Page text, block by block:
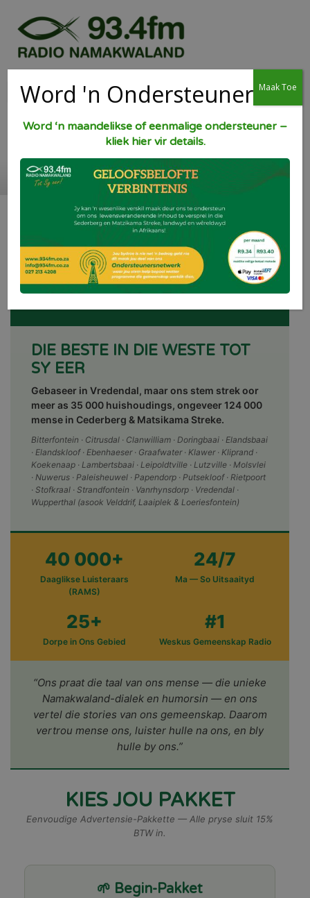
🎧 93.4fm
RADIO NAMAKWALAND
Tot Sy eer!
Advertensie Tariewe
DIE BESTE IN DIE WESTE TOT
SY EER
Gebaseer in Vredendal, maar ons stem strek oor
meer as 35 000 huishoudings, ongeveer 124 000
mense in Cederberg & Matsikama Streke.
Bitterfontein · Citrusdal · Clanwilliam · Doringbaai · Elandsbaai
· Elandskloof · Ebenhaeser · Graafwater · Klawer · Kliprand ·
Koekenaap · Lambertsbaai · Leipoldtville · Lutzville · Molsvlei
· Nuwerus · Paleisheuwel · Papendorp · Putsekloof · Rietpoort
· Stofkraal · Strandfontein · Vanrhynsdorp · Vredendal ·
Wupperthal (asook Velddrif, Laaiplek & Loeriesfontein)
40 000+
Daaglikse Luisteraars
(RAMS)
24/7
Ma — So Uitsaaityd
25+
Dorpe in Ons Gebied
#1
Weskus Gemeenskap Radio
“Ons praat die taal van ons mense — die unieke
Namakwaland-dialek en humorsin — en ons
vertel die stories van ons gemeenskap. Daarom
vertrou mense ons, luister hulle na ons, en bly
hulle by ons.”
KIES JOU PAKKET
Eenvoudige Advertensie-Pakkette — Alle pryse sluit 15%
BTW in.
🌱 Begin-Pakket
Word 'n Ondersteuner
Word ‘n maandelikse of eenmalige ondersteuner –
kliek hier vir details.
Maak Toe